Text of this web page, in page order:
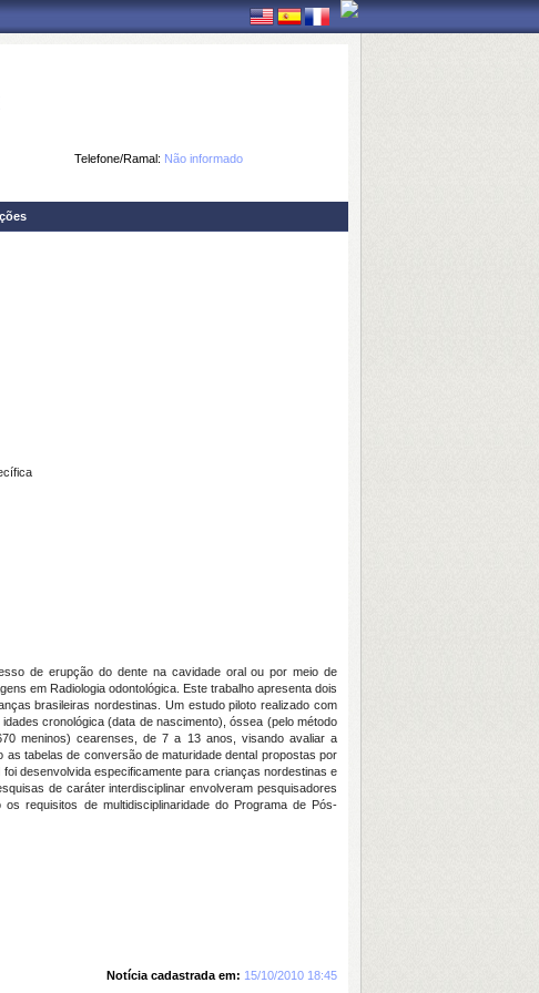
Telefone/Ramal: Não informado
de erupção do dente na cavidade oral ou por meio de
em Radiologia odontológica. Este trabalho apresenta dois
brasileiras nordestinas. Um estudo piloto realizado com
cronológica (data de nascimento), óssea (pelo método
meninos) cearenses, de 7 a 13 anos, visando avaliar a
as tabelas de conversão de maturidade dental propostas por
desenvolvida especificamente para crianças nordestinas e
de caráter interdisciplinar envolveram pesquisadores
requisitos de multidisciplinaridade do Programa de Pós-
Notícia cadastrada em: 15/10/2010 18:45